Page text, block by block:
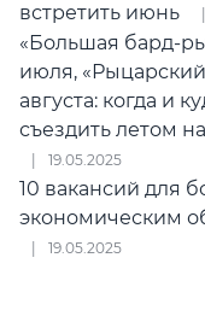
встретить июнь
«Большая бард-
июля,
августа: когда и
съездить летом
19.05.2025
10 вакансий для
экономическим
19.05.2025